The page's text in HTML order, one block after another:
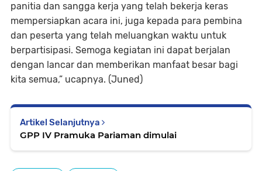
panitia dan sangga kerja yang telah bekerja keras
mempersiapkan acara ini, juga kepada para pembina
dan peserta yang telah meluangkan waktu untuk
berpartisipasi. Semoga kegiatan ini dapat berjalan
dengan lancar dan memberikan manfaat besar bagi
kita semua,” ucapnya. (Juned)
Artikel Selanjutnya
GPP IV Pramuka Pariaman dimulai